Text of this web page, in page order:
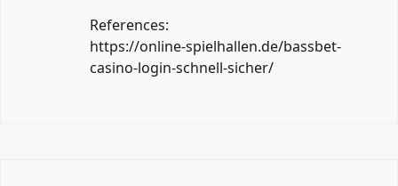
References:
https://online-spielhallen.de/bassbet-
casino-login-schnell-sicher/